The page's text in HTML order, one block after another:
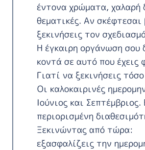
έντονα χρώματα, χαλαρή
θεματικές. Αν
ξεκινήσεις τον
Η έγκαιρη οργάνωση σου
κοντά σε αυτό που έχεις
Γιατί να ξεκινήσεις
Οι καλοκαιρινές
Ιούνιος και
περιορισμένη
Ξεκινώντας από τώρα:
εξασφαλίζεις την